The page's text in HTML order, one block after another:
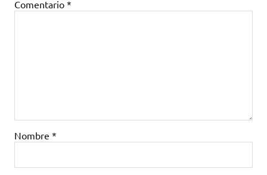
Comentario *
Nombre *